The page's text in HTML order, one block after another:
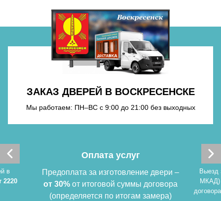
ЗАКАЗ ДВЕРЕЙ В ВОСКРЕСЕНСКЕ
Мы работаем: ПН–ВС с 9:00 до 21:00 без выходных
в
2220
Оплата услуг
Предоплата за изготовление двери –
от 30% от итоговой суммы договора
(определяется по итогам замера)
Выезд